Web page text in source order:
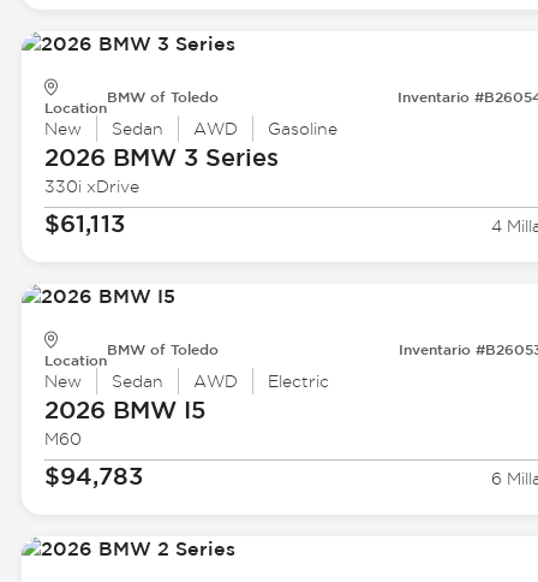
Location
BMW of Toledo Inventario
New Sedan AWD Gasoline
2026 BMW3 Series
330i xDrive
$61,113 4
Location
BMW of Toledo Inventario
New Sedan AWD Electric
2026 BMWI5
M60
$94,783 6